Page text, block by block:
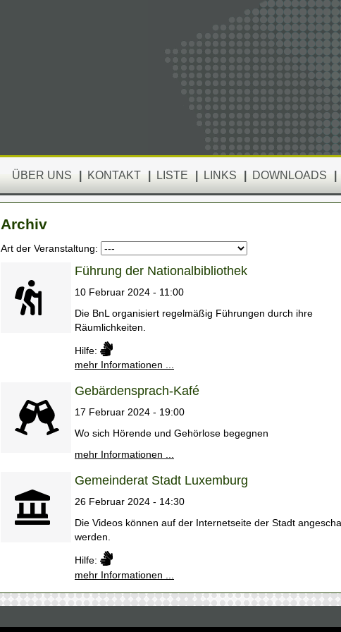
ÜBER UNS KONTAKT LISTE LINKS DOWNLOADS
Archiv
Art der Veranstaltung:
Führung der Nationalbibliothek
10 Februar 2024 - 11:00
Die BnL organisiert regelmäßig Führungen durch ihre
Räumlichkeiten.
Hilfe:
mehr Informationen ...
Gebärdensprach-Kafé
17 Februar 2024 - 19:00
Wo sich Hörende und Gehörlose begegnen
mehr Informationen ...
Gemeinderat Stadt Luxemburg
26 Februar 2024 - 14:30
Die Videos können auf der Internetseite der Stadt
werden.
Hilfe:
mehr Informationen ...